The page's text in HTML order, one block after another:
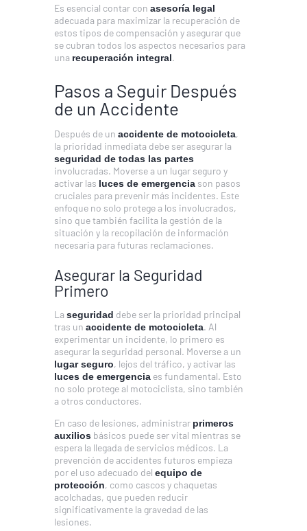
Es esencial contar con asesoría legal
adecuada para maximizar la recuperación de
estos tipos de compensación y asegurar que
se cubran todos los aspectos necesarios para
una recuperación integral.
Pasos a Seguir Después
de un Accidente
Después de un accidente de motocicleta
la prioridad inmediata debe ser asegurar la
seguridad de todas las partes
involucradas. Moverse a un lugar seguro y
activar las luces de emergencia son pasos
cruciales para prevenir más incidentes. Este
enfoque no solo protege a los involucrados,
sino que también facilita la gestión de la
situación y la recopilación de información
necesaria para futuras reclamaciones.
Asegurar la Seguridad
Primero
La seguridad debe ser la prioridad principal
tras un accidente de motocicleta. Al
experimentar un incidente, lo primero es
asegurar la seguridad personal. Moverse a un
lugar seguro, lejos del tráfico, y activar las
luces de emergencia es fundamental. Esto
no solo protege al motociclista, sino también
a otros conductores.
En caso de lesiones, administrar primeros
auxilios básicos puede ser vital mientras se
espera la llegada de servicios médicos. La
prevención de accidentes futuros empieza
por el uso adecuado del equipo de
protección, como cascos y chaquetas
acolchadas, que pueden reducir
significativamente la gravedad de las
lesiones.